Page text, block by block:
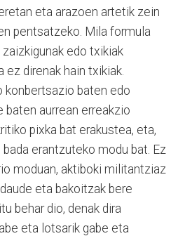
eta arazoen artetik zein
pentsatzeko. Mila formula
edo txikiak
ez direnak hain txikiak.
konbertsazio baten edo
aurrean erreakzio
pixka bat erakustea, eta,
erantzuteko modu bat. Ez
moduan, aktiboki militantziaz
eta bakoitzak bere
behar dio, denak dira
eta lotsarik gabe eta